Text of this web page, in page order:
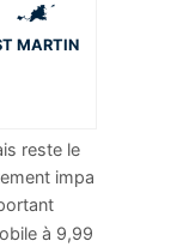
MARTIN
reste le
...
impa
...
à 9,99